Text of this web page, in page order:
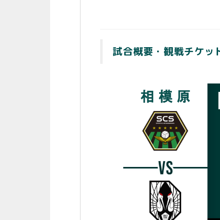
試合概要・観戦チケッ